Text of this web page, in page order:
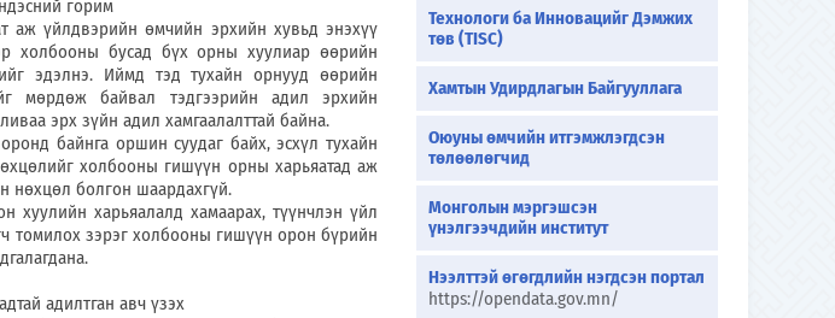
горим
өмчийн эрхийн хувьд энэхүү
холбооны бусад бүх орны хуулиар өөрийн
эдэлнэ. Иймд тэд тухайн орнууд өөрийн
мөрдөж байвал тэдгээрийн адил эрхийн
эрх зүйн адил хамгаалалттай байна.
байнга оршин суудаг байх, эсхүл тухайн
холбооны гишүүн орны харьяатад аж
нөхцөл болгон шаардахгүй.
харьяалалд хамаарах, түүнчлэн үйл
томилох зэрэг холбооны гишүүн орон бүрийн
адилтган авч үзэх
Технологи ба Инновацийг Дэмжих
төв (TISC)
Хамтын Удирдлагын Байгууллага
Оюуны өмчийн итгэмжлэгдсэн
төлөөлөгчид
Монголын мэргэшсэн
үнэлгээчдийн институт
Нээлттэй өгөгдлийн нэгдсэн портал
https://opendata.gov.mn/